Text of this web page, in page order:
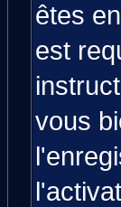
êtes
est
vous